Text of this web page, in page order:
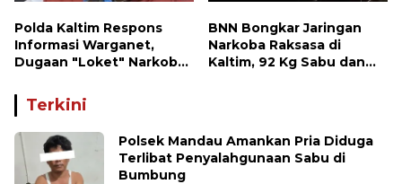
Polda Kaltim Respons
Informasi Warganet,
Dugaan "Loket" Narkoba
Perhatian
BNN Bongkar Jaringan
Narkoba Raksasa di
Kaltim, 92 Kg Sabu dan
Terkini
Polsek Mandau Amankan Pria Diduga
Terlibat Penyalahgunaan Sabu di
Bumbung